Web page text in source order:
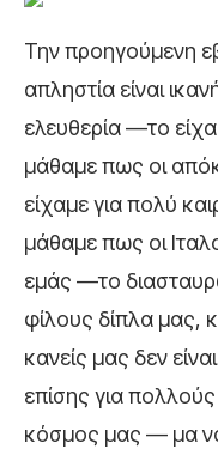
Την προηγούμενη
απληστία είναι
ελευθερία —το
μάθαμε πως οι
είχαμε για πολύ
μάθαμε πως οι
εμάς —το
φίλους δίπλα μας,
κανείς μας δεν
επίσης για
κόσμος μας — μα